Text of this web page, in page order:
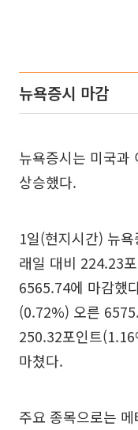
뉴욕증시 마감
뉴욕증시는 미국과
상승했다.
1일(현지시간) 뉴
래일 대비 224.23
6565.74에 마감했
(0.72%) 오른
250.32포인트
마쳤다.
주요 종목으로는